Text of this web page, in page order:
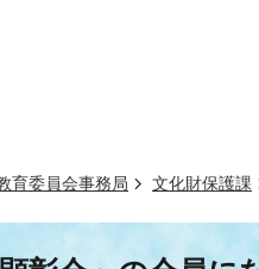
育委員会事務局 文化財保護課